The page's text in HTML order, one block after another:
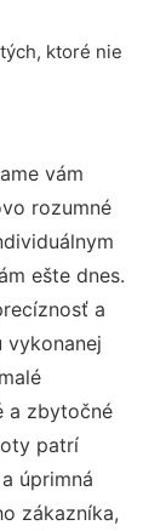
ktoré nie
vám
rozumné
ešte dnes.
a
vykonanej
a zbytočné
patrí
úprimná
zákazníka,